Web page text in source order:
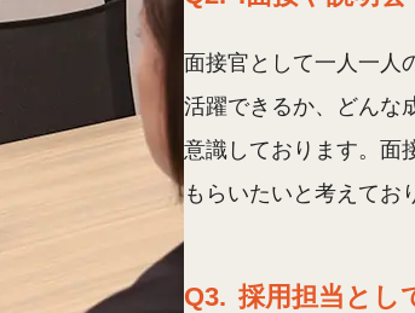
面接官として一人一人
活躍できるか、どんな
意識しております。面
もらいたいと考えてお
Q3. 採用担当とし